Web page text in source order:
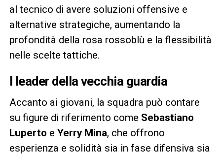
al tecnico di avere soluzioni offensive e
alternative strategiche, aumentando la
profondità della rosa rossoblù e la flessibilità
nelle scelte tattiche.
I leader della vecchia guardia
Accanto ai giovani, la squadra può contare
su figure di riferimento come Sebastiano
Luperto e Yerry Mina, che offrono
esperienza e solidità sia in fase difensiva sia